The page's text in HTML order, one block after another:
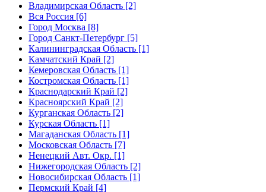
Владимирская Область [2]
Вся Россия [6]
Город Москва [8]
Город Санкт-Петербург [5]
Калининградская Область [1]
Камчатский Край [2]
Кемеровская Область [1]
Костромская Область [1]
Краснодарский Край [2]
Красноярский Край [2]
Курганская Область [2]
Курская Область [1]
Магаданская Область [1]
Московская Область [7]
Ненецкий Авт. Окр. [1]
Нижегородская Область [2]
Новосибирская Область [1]
Пермский Край [4]